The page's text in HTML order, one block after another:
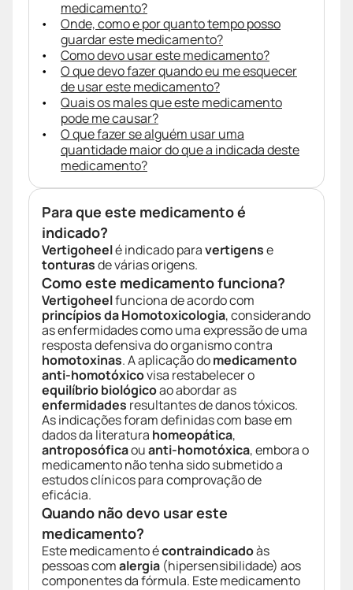
medicamento?
Onde, como e por quanto tempo posso
guardar este medicamento?
Como devo usar este medicamento?
O que devo fazer quando eu me esquecer
de usar este medicamento?
Quais os males que este medicamento
pode me causar?
O que fazer se alguém usar uma
quantidade maior do que a indicada deste
medicamento?
Para que este medicamento é
indicado?
Vertigoheelé indicado paravertigense
tonturasde várias origens.
Como este medicamento funciona?
Vertigoheelfunciona de acordo com
princípios da Homotoxicologia, considerando
as enfermidades como uma expressão de uma
resposta defensiva do organismo contra
homotoxinas. A aplicação domedicamento
anti-homotóxicovisa restabelecer o
equilíbrio biológicoao abordar as
enfermidades resultantes de danos tóxicos.
As indicações foram definidas com base em
dados da literatura homeopática,
antroposóficaouanti-homotóxica, embora o
medicamento não tenha sido submetido a
estudos clínicos para comprovação de
eficácia.
Quando não devo usar este
medicamento?
Este medicamento écontraindicadoàs
pessoas comalergia (hipersensibilidade) aos
componentes da fórmula. Este medicamento